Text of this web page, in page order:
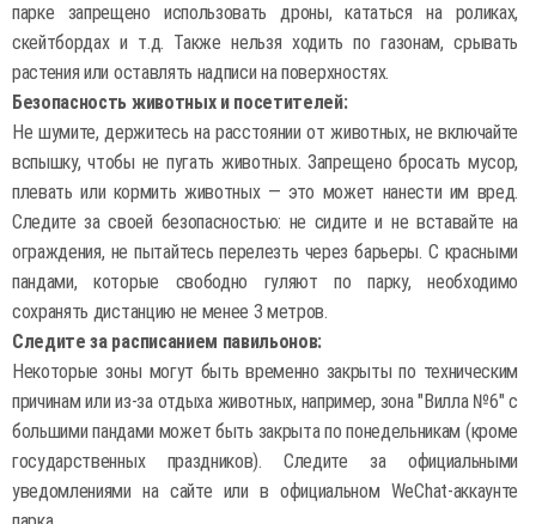
парке запрещено использовать дроны, кататься на роликах,
скейтбордах и т.д. Также нельзя ходить по газонам, срывать
растения или оставлять надписи на поверхностях.
Безопасность животных и посетителей:
Не шумите, держитесь на расстоянии от животных, не включайте
вспышку, чтобы не пугать животных. Запрещено бросать мусор,
плевать или кормить животных — это может нанести им вред.
Следите за своей безопасностью: не сидите и не вставайте на
ограждения, не пытайтесь перелезть через барьеры. С красными
пандами, которые свободно гуляют по парку, необходимо
сохранять дистанцию не менее 3 метров.
Следите за расписанием павильонов:
Некоторые зоны могут быть временно закрыты по техническим
причинам или из-за отдыха животных, например, зона "Вилла №6" с
большими пандами может быть закрыта по понедельникам (кроме
государственных праздников). Следите за официальными
уведомлениями на сайте или в официальном WeChat-аккаунте